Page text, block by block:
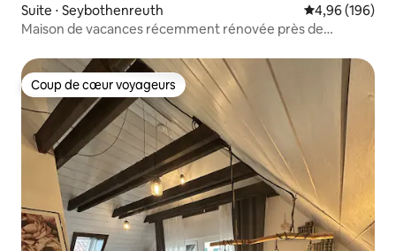
Suite ⋅ Seybothenreuth Évaluation
4,96 (196)
Maison de vacances récemment rénovée près de
Coup de cœur voyageurs
Coup de cœur voyageurs